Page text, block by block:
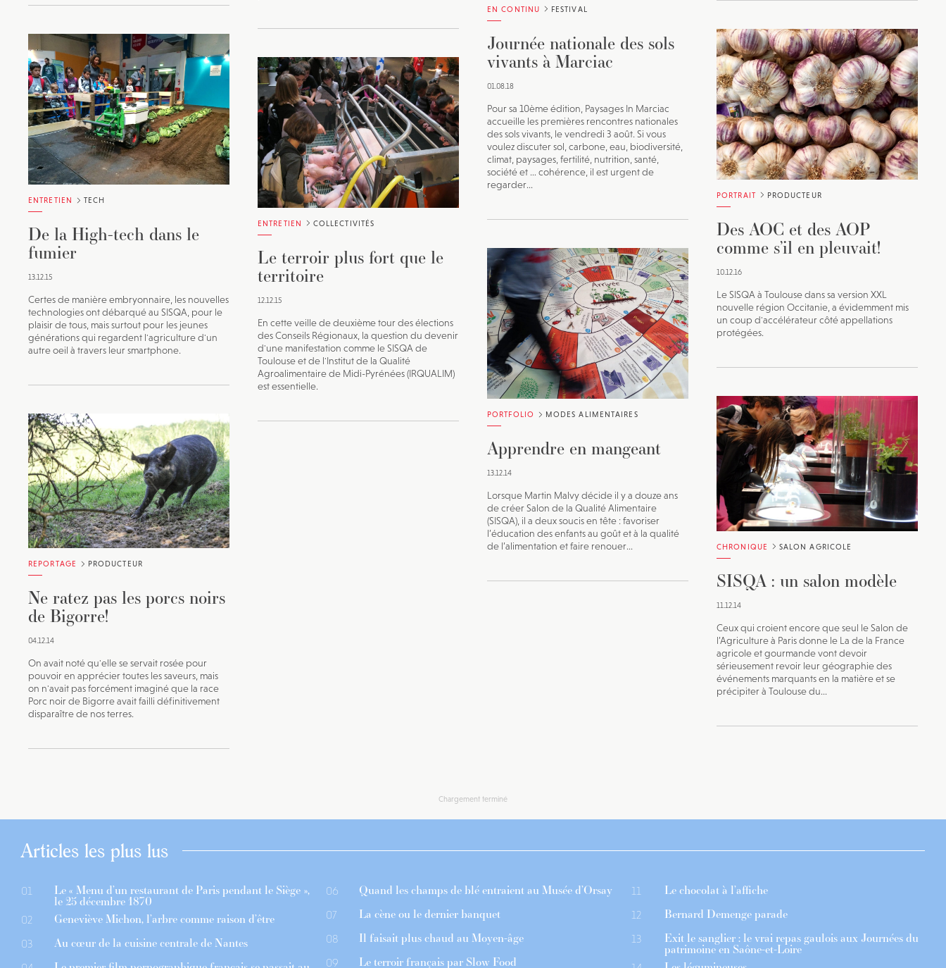
EN CONTINU FESTIVAL
Journée nationale des sols
vivants à Marciac
01.08.18
Pour sa 10ème édition, Paysages In Marciac
accueille les premières rencontres nationales
des sols vivants, le vendredi 3 août. Si vous
voulez discuter sol, carbone, eau, biodiversité,
climat, paysages, fertilité, nutrition, santé,
société et … cohérence, il est urgent de
regarder...
PORTRAIT PRODUCTEUR
Des AOC et des AOP
comme s’il en pleuvait!
10.12.16
Le SISQA à Toulouse dans sa version XXL
nouvelle région Occitanie, a évidemment mis
un coup d'accélérateur côté appellations
protégées.
ENTRETIEN TECH
De la High-tech dans le
fumier
13.12.15
Certes de manière embryonnaire, les nouvelles
technologies ont débarqué au SISQA, pour le
plaisir de tous, mais surtout pour les jeunes
générations qui regardent l'agriculture d'un
autre oeil à travers leur smartphone.
ENTRETIEN COLLECTIVITÉS
Le terroir plus fort que le
territoire
12.12.15
En cette veille de deuxième tour des élections
des Conseils Régionaux, la question du devenir
d'une manifestation comme le SISQA de
Toulouse et de l'Institut de la Qualité
Agroalimentaire de Midi-Pyrénées (IRQUALIM)
est essentielle.
PORTFOLIO MODES ALIMENTAIRES
Apprendre en mangeant
13.12.14
Lorsque Martin Malvy décide il y a douze ans
de créer Salon de la Qualité Alimentaire
(SISQA), il a deux soucis en tête : favoriser
l’éducation des enfants au goût et à la qualité
de l’alimentation et faire renouer...
CHRONIQUE SALON AGRICOLE
SISQA : un salon modèle
11.12.14
Ceux qui croient encore que seul le Salon de
l’Agriculture à Paris donne le La de la France
agricole et gourmande vont devoir
sérieusement revoir leur géographie des
événements marquants en la matière et se
précipiter à Toulouse du...
REPORTAGE PRODUCTEUR
Ne ratez pas les porcs noirs
de Bigorre!
04.12.14
On avait noté qu'elle se servait rosée pour
pouvoir en apprécier toutes les saveurs, mais
on n'avait pas forcément imaginé que la race
Porc noir de Bigorre avait failli définitivement
disparaître de nos terres.
Chargement terminé
Articles les plus lus
01 Le « Menu d’un restaurant de Paris pendant le Siège »,
le 25 décembre 1870
02 Geneviève Michon, l’arbre comme raison d’être
03 Au cœur de la cuisine centrale de Nantes
06 Quand les champs de blé entraient au Musée d’Orsay
07 La cène ou le dernier banquet
08 Il faisait plus chaud au Moyen-âge
09 Le terroir français par Slow Food
11 Le chocolat à l’affiche
12 Bernard Demenge parade
13 Exit le sanglier : le vrai repas gaulois aux Journées du
patrimoine en Saône-et-Loire